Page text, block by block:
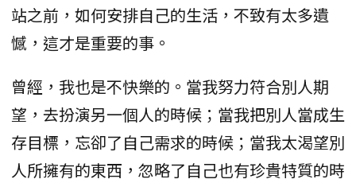
站之前，如何安排自己的生活，不致有太多遺
憾，這才是重要的事。
曾經，我也是不快樂的。當我努力符合別人期
望，去扮演另一個人的時候；當我把別人當成生
存目標，忘卻了自己需求的時候；當我太渴望別
人所擁有的東西，忽略了自己也有珍貴特質的時